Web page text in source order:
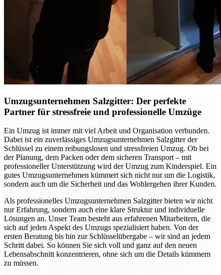
Umzugsunternehmen Salzgitter: Der perfekte
Partner für stressfreie und professionelle Umzüge
Ein Umzug ist immer mit viel Arbeit und Organisation verbunden.
Dabei ist ein zuverlässiges Umzugsunternehmen Salzgitter der
Schlüssel zu einem reibungslosen und stressfreien Umzug. Ob bei
der Planung, dem Packen oder dem sicheren Transport – mit
professioneller Unterstützung wird der Umzug zum Kinderspiel. Ein
gutes Umzugsunternehmen kümmert sich nicht nur um die Logistik,
sondern auch um die Sicherheit und das Wohlergehen ihrer Kunden.
Als professionelles Umzugsunternehmen Salzgitter bieten wir nicht
nur Erfahrung, sondern auch eine klare Struktur und individuelle
Lösungen an. Unser Team besteht aus erfahrenen Mitarbeitern, die
sich auf jeden Aspekt des Umzugs spezialisiert haben. Von der
ersten Beratung bis hin zur Schlüsselübergabe – wir sind an jedem
Schritt dabei. So können Sie sich voll und ganz auf den neuen
Lebensabschnitt konzentrieren, ohne sich um die Details kümmern
zu müssen.